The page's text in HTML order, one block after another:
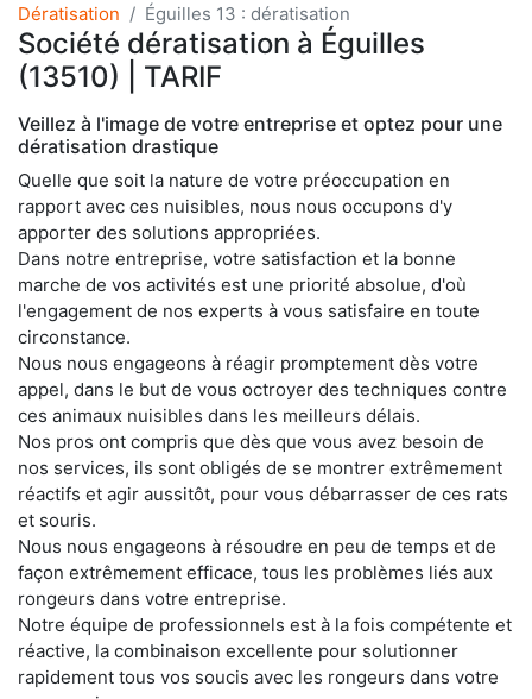
Dératisation Éguilles 13 : dératisation
Société dératisation à Éguilles
(13510) | TARIF
Veillez à l'image de votre entreprise et optez pour une
dératisation drastique
Quelle que soit la nature de votre préoccupation en
rapport avec ces nuisibles, nous nous occupons d'y
apporter des solutions appropriées.
Dans notre entreprise, votre satisfaction et la bonne
marche de vos activités est une priorité absolue, d'où
l'engagement de nos experts à vous satisfaire en toute
circonstance.
Nous nous engageons à réagir promptement dès votre
appel, dans le but de vous octroyer des techniques contre
ces animaux nuisibles dans les meilleurs délais.
Nos pros ont compris que dès que vous avez besoin de
nos services, ils sont obligés de se montrer extrêmement
réactifs et agir aussitôt, pour vous débarrasser de ces rats
et souris.
Nous nous engageons à résoudre en peu de temps et de
façon extrêmement efficace, tous les problèmes liés aux
rongeurs dans votre entreprise.
Notre équipe de professionnels est à la fois compétente et
réactive, la combinaison excellente pour solutionner
rapidement tous vos soucis avec les rongeurs dans votre